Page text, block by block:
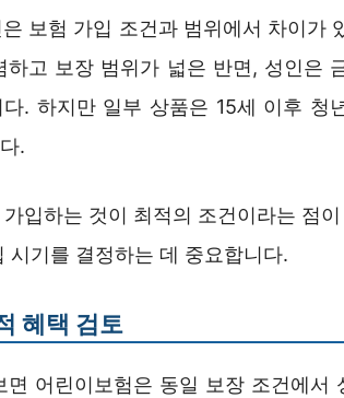
보험 가입 조건과 범위에서 차이가
하고 보장 범위가 넓은 반면, 성인은
. 하지만 일부 상품은 15세 이후 청
.
입하는 것이 최적의 조건이라는 점
시기를 결정하는 데 중요합니다.
혜택 검토
면 어린이보험은 동일 보장 조건에서